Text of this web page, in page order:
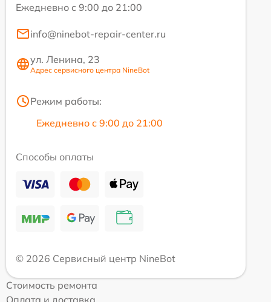
Ежедневно с 9:00 до 21:00
info@ninebot-repair-center.ru
ул. Ленина, 23
Адрес сервисного центра NineBot
Режим работы:
Ежедневно с 9:00 до 21:00
Способы оплаты
© 2026 Сервисный центр NineBot
Стоимость ремонта